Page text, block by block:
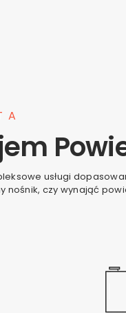
usługi
nośnik, czy wynająć